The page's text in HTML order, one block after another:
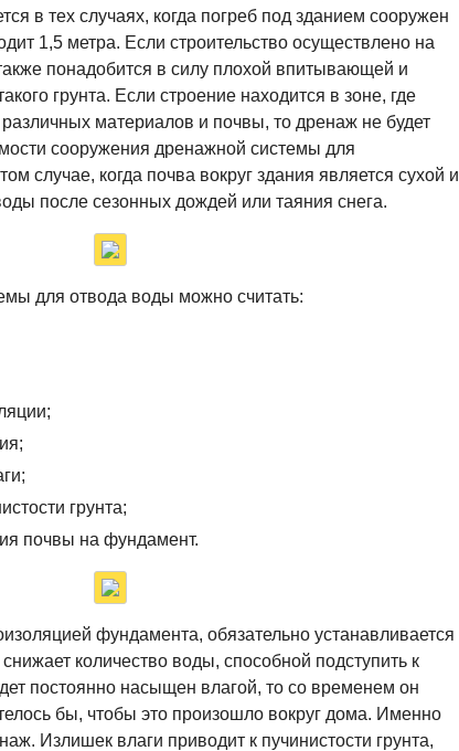
в тех случаях, когда погреб под зданием сооружен
1,5 метра. Если строительство осуществлено на
понадобится в силу плохой впитывающей и
грунта. Если строение находится в зоне, где
материалов и почвы, то дренаж не будет
сооружения дренажной системы для
случае, когда почва вокруг здания является сухой и
после сезонных дождей или таяния снега.
для отвода воды можно считать:
грунта;
почвы на фундамент.
фундамента, обязательно устанавливается
количество воды, способной подступить к
постоянно насыщен влагой, то со временем он
бы, чтобы это произошло вокруг дома. Именно
Излишек влаги приводит к пучинистости грунта,